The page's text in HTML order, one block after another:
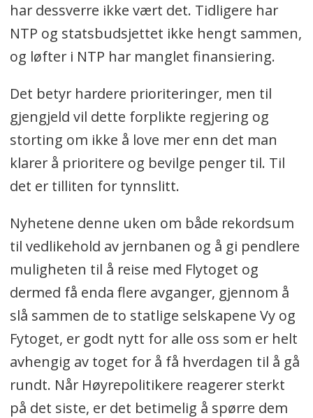
har dessverre ikke vært det. Tidligere har
NTP og statsbudsjettet ikke hengt sammen,
og løfter i NTP har manglet finansiering.
Det betyr hardere prioriteringer, men til
gjengjeld vil dette forplikte regjering og
storting om ikke å love mer enn det man
klarer å prioritere og bevilge penger til. Til
det er tilliten for tynnslitt.
Nyhetene denne uken om både rekordsum
til vedlikehold av jernbanen og å gi pendlere
muligheten til å reise med Flytoget og
dermed få enda flere avganger, gjennom å
slå sammen de to statlige selskapene Vy og
Fytoget, er godt nytt for alle oss som er helt
avhengig av toget for å få hverdagen til å gå
rundt. Når Høyrepolitikere reagerer sterkt
på det siste, er det betimelig å spørre dem